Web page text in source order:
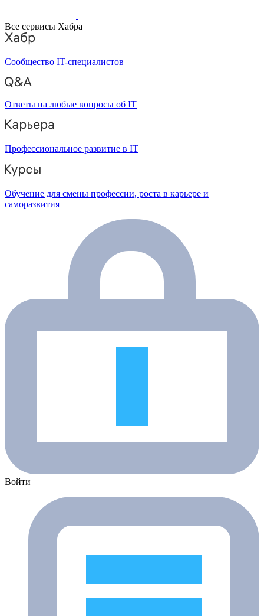
Все сервисы Хабра
Сообщество IT-специалистов
Ответы на любые вопросы об IT
Профессиональное развитие в IT
Обучение для смены профессии, роста в карьере и
саморазвития
Войти